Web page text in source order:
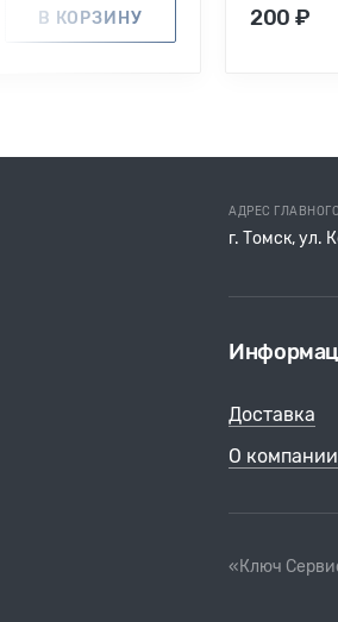
В КОРЗИНУ 200 ₽
АДРЕС
г. Томск, ул.
Доставка
О компании
«Ключ